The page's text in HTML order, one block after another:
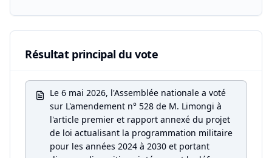
Résultat principal du vote
Le 6 mai 2026, l'Assemblée nationale a voté
sur L'amendement n° 528 de M. Limongi à
l'article premier et rapport annexé du projet
de loi actualisant la programmation militaire
pour les années 2024 à 2030 et portant